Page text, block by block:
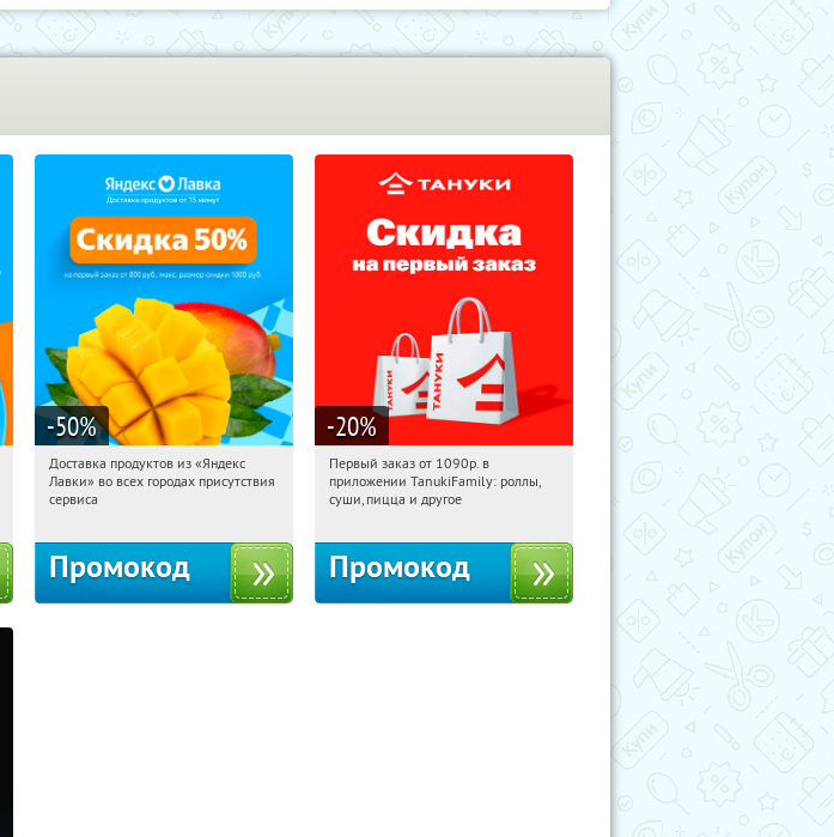
-50%
20:28:50 Получили:
Россия
Доставка продуктов из «Яндекс
Лавки» во всех городах присутствия
сервиса
Промокод
-20%
20:28:50 Получили:
Россия
Первый заказ от 1090р. в
приложении TanukiFamily: роллы,
суши, пицца и другое
Промокод